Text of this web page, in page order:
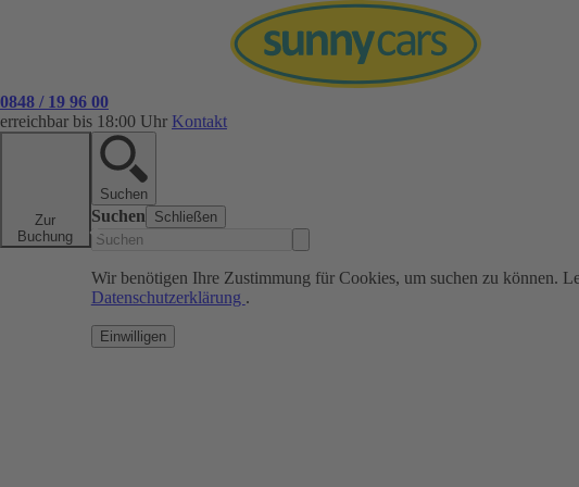
0848 / 19 96 00
erreichbar bis 18:00 Uhr Kontakt
Zur
Buchung
Suchen
Suchen Schließen
Wir benötigen Ihre Zustimmung für Cookies, um suchen zu können.
Datenschutzerklärung .
Einwilligen